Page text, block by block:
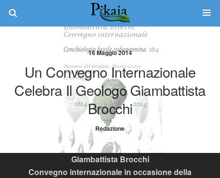
16 Maggio 2014
Un Convegno Internazionale
Celebra Il Geologo Giambattista
Brocchi
Redazione
Giambattista Brocchi
Convegno internazionale in occasione della